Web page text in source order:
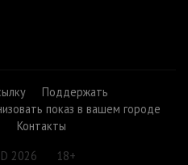
Поддержать
показ в вашем городе
Контакты
2026
18+